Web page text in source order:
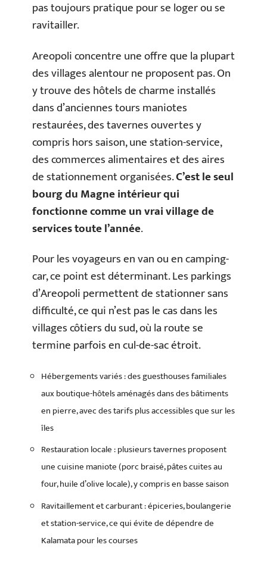
pas toujours pratique pour se loger ou se
ravitailler.
Areopoli concentre une offre que la plupart
des villages alentour ne proposent pas. On
y trouve des hôtels de charme installés
dans d’anciennes tours maniotes
restaurées, des tavernes ouvertes y
compris hors saison, une station-service,
des commerces alimentaires et des aires
de stationnement organisées.C’est le seul
bourg du Magne intérieur qui
fonctionne comme un vrai village de
services toute l’année.
Pour les voyageurs en van ou en camping-
car, ce point est déterminant. Les parkings
d’Areopoli permettent de stationner sans
difficulté, ce qui n’est pas le cas dans les
villages côtiers du sud, où la route se
termine parfois en cul-de-sac étroit.
Hébergements variés : des guesthouses familiales
aux boutique-hôtels aménagés dans des bâtiments
en pierre, avec des tarifs plus accessibles que sur les
îles
Restauration locale : plusieurs tavernes proposent
une cuisine maniote (porc braisé, pâtes cuites au
four, huile d’olive locale), y compris en basse saison
Ravitaillement et carburant : épiceries, boulangerie
et station-service, ce qui évite de dépendre de
Kalamata pour les courses